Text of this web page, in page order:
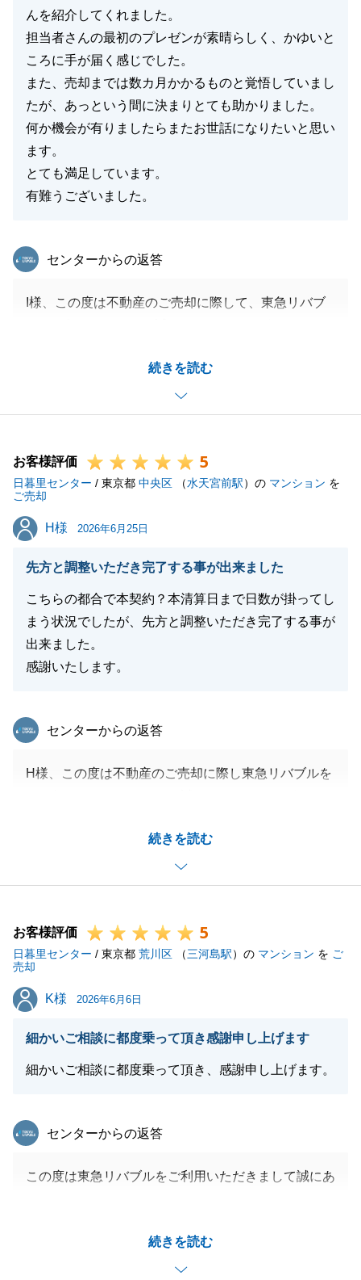
んを紹介してくれました。
担当者さんの最初のプレゼンが素晴らしく、かゆいと
ころに手が届く感じでした。
また、売却までは数カ月かかるものと覚悟していまし
たが、あっという間に決まりとても助かりました。
何か機会が有りましたらまたお世話になりたいと思い
ます。
とても満足しています。
有難うございました。
続きを読む
東急リバブル
センターからの返答
I様、この度は不動産のご売却に際して、東急リバブ
今後も不動産の事で何かお役に立てる事がございまし
たら、お気兼ねなくお尋ねくださいませ。
閉じる
お客様評価 5
日暮里センター / 東京都 中央区 （水天宮前駅）の マンション を
ご売却
H様
H様 2026年6月25日
先方と調整いただき完了する事が出来ました
こちらの都合で本契約？本清算日まで日数が掛ってし
まう状況でしたが、先方と調整いただき完了する事が
出来ました。
感謝いたします。
続きを読む
東急リバブル
センターからの返答
H様、この度は不動産のご売却に際し東急リバブルを
当初の予定よりも早めに手続きを進められましたの
も、H様のご協力のおかげでございます。
今後も不動産の売買でお役に立てることがございまし
お客様評価 5
日暮里センター / 東京都 荒川区 （三河島駅）の マンション を ご
売却
K様
K様 2026年6月6日
細かいご相談に都度乗って頂き感謝申し上げます
細かいご相談に都度乗って頂き、感謝申し上げます。
続きを読む
東急リバブル
センターからの返答
この度は東急リバブルをご利用いただきまして誠にあ
くつかあったなかで、タイミングもよくご条件に沿っ
た買主様が見つかり私も安心しております。